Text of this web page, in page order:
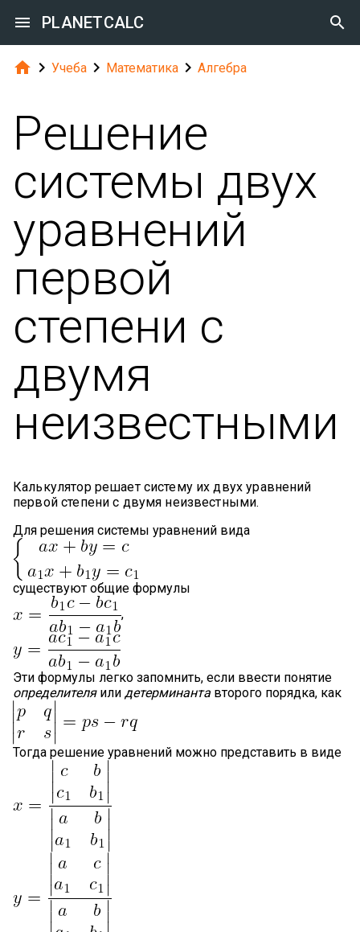
 PLANETCALC 
  Учеба  Математика  Алгебра
Решение
системы двух
уравнений
первой
степени с
двумя
неизвестными
Калькулятор решает систему их двух уравнений
первой степени с двумя неизвестными.
Для решения системы уравнений вида
существуют общие формулы
,
Эти формулы легко запомнить, если ввести понятие
определителяили детерминанта второго порядка, как
Тогда решение уравнений можно представить в виде